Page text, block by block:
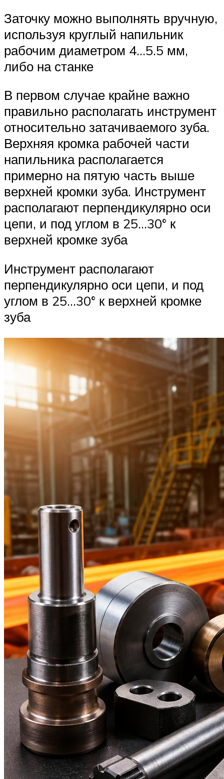
Заточку можно выполнять вручную,
используя круглый напильник
рабочим диаметром 4…5.5 мм,
либо на станке
В первом случае крайне важно
правильно располагать инструмент
относительно затачиваемого зуба.
Верхняя кромка рабочей части
напильника располагается
примерно на пятую часть выше
верхней кромки зуба. Инструмент
располагают перпендикулярно оси
цепи, и под углом в 25…30° к
верхней кромке зуба
Инструмент располагают
перпендикулярно оси цепи, и под
углом в 25…30° к верхней кромке
зуба